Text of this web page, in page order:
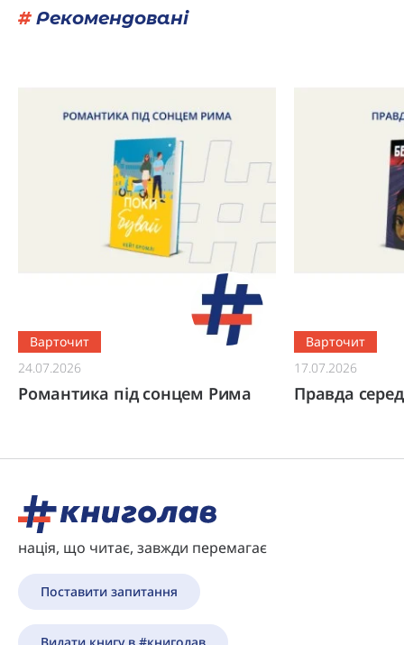
#Рекомендовані
Варточит
24.07.2026
Романтика під сонцем Рима
Варточит
17.07.2026
Правда
нація, що читає, завжди перемагає
Поставити запитання